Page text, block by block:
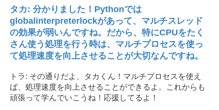
タカ: 分かりました！Pythonでは
globalinterpreterlockがあって、マルチスレッド
の効果が弱いんですね。だから、特にCPUをたく
さん使う処理を行う時は、マルチプロセスを使っ
て処理速度を向上させることが大切なんですね。
トラ: その通りだよ、タカくん！マルチプロセスを使え
ば、処理速度を向上させることができるよ。これからも
頑張って学んでいこうね！応援してるよ！